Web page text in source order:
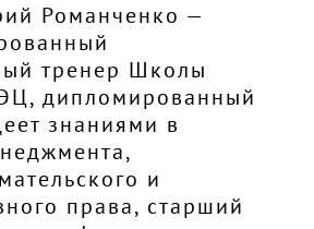
Романченко —
тренер Школы
дипломированный
знаниями в
и
права, старший